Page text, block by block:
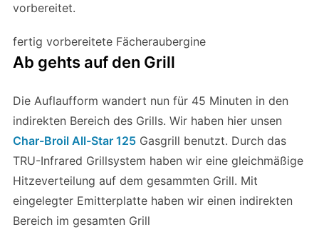
fertig vorbereitete Fächeraubergine
Ab gehts auf den Grill
Die Auflaufform wandert nun für 45 Minuten in den
indirekten Bereich des Grills. Wir haben hier unsen
Char-Broil All-Star 125Gasgrill benutzt. Durch das
TRU-Infrared Grillsystem haben wir eine gleichmäßige
Hitzeverteilung auf dem gesammten Grill. Mit
eingelegter Emitterplatte haben wir einen indirekten
Bereich im gesamten Grill